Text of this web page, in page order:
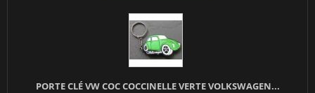
PORTE CLÉ VW COC COCCINELLE VERTE VOLKSWAGEN...